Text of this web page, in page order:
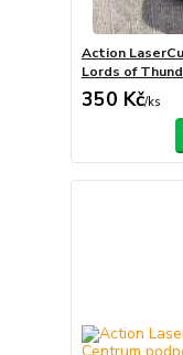
Action
Lords of
350 Kč/ks